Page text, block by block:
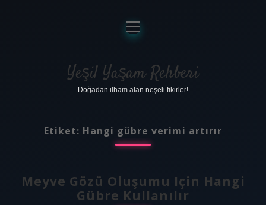
Anasayfa
Gizlilik Politikası
Yasal Uyarı
menüyü
aç
Yeşil Yaşam Rehberi
Doğadan ilham alan neşeli fikirler!
Etiket: Hangi gübre verimi artırır
Meyve Gözü Oluşumu Için Hangi
Gübre Kullanılır